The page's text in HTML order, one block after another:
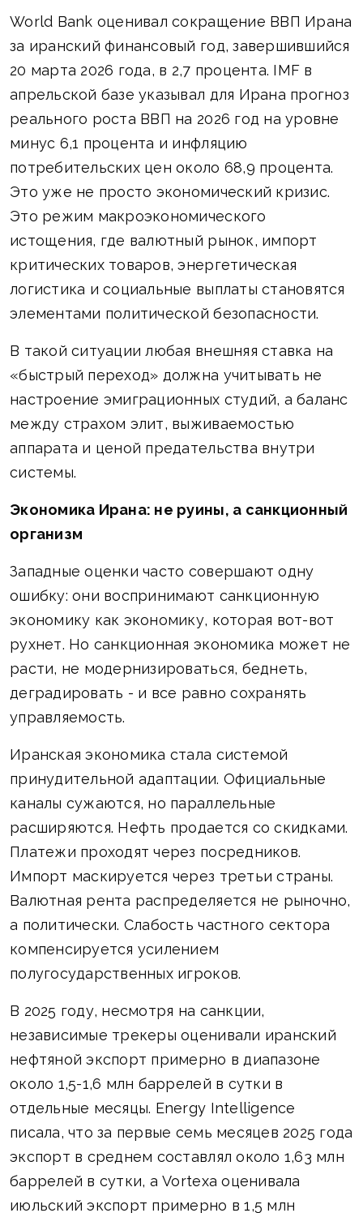
World Bank оценивал сокращение ВВП Ирана
за иранский финансовый год, завершившийся
20 марта 2026 года, в 2,7 процента. IMF в
апрельской базе указывал для Ирана прогноз
реального роста ВВП на 2026 год на уровне
минус 6,1 процента и инфляцию
потребительских цен около 68,9 процента.
Это уже не просто экономический кризис.
Это режим макроэкономического
истощения, где валютный рынок, импорт
критических товаров, энергетическая
логистика и социальные выплаты становятся
элементами политической безопасности.
В такой ситуации любая внешняя ставка на
«быстрый переход» должна учитывать не
настроение эмиграционных студий, а баланс
между страхом элит, выживаемостью
аппарата и ценой предательства внутри
системы.
Экономика Ирана: не руины, а санкционный
организм
Западные оценки часто совершают одну
ошибку: они воспринимают санкционную
экономику как экономику, которая вот-вот
рухнет. Но санкционная экономика может не
расти, не модернизироваться, беднеть,
деградировать - и все равно сохранять
управляемость.
Иранская экономика стала системой
принудительной адаптации. Официальные
каналы сужаются, но параллельные
расширяются. Нефть продается со скидками.
Платежи проходят через посредников.
Импорт маскируется через третьи страны.
Валютная рента распределяется не рыночно,
а политически. Слабость частного сектора
компенсируется усилением
полугосударственных игроков.
В 2025 году, несмотря на санкции,
независимые трекеры оценивали иранский
нефтяной экспорт примерно в диапазоне
около 1,5-1,6 млн баррелей в сутки в
отдельные месяцы. Energy Intelligence
писала, что за первые семь месяцев 2025 года
экспорт в среднем составлял около 1,63 млн
баррелей в сутки, а Vortexa оценивала
июльский экспорт примерно в 1,5 млн